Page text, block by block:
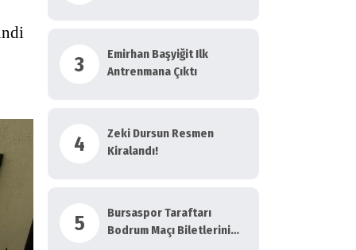
3
Emirhan Başyiğit Ilk
Antrenmana Çıktı
4
Zeki Dursun Resmen
Kiralandı!
5
Bursaspor Taraftarı
Bodrum Maçı Biletlerini